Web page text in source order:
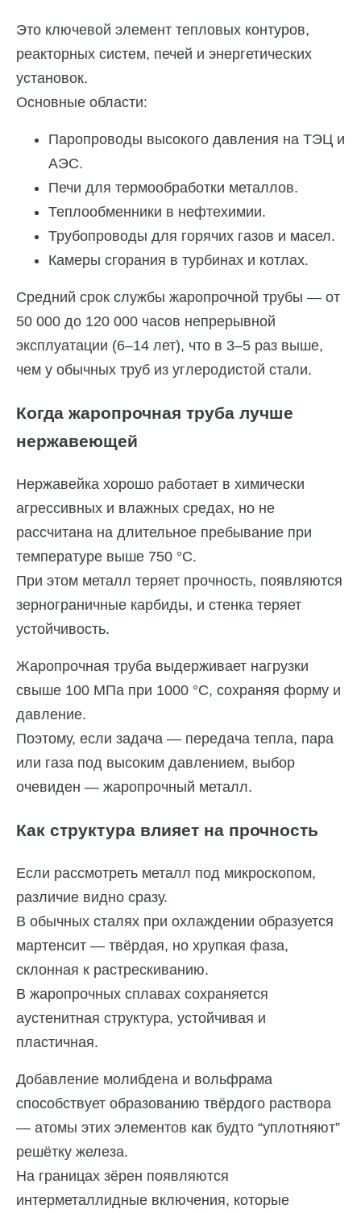
Это ключевой элемент тепловых контуров,
реакторных систем, печей и энергетических
установок.
Основные области:
Паропроводы высокого давления на ТЭЦ и
АЭС.
Печи для термообработки металлов.
Теплообменники в нефтехимии.
Трубопроводы для горячих газов и масел.
Камеры сгорания в турбинах и котлах.
Средний срок службы жаропрочной трубы — от
50 000 до 120 000 часов непрерывной
эксплуатации (6–14 лет), что в 3–5 раз выше,
чем у обычных труб из углеродистой стали.
Когда жаропрочная труба лучше
нержавеющей
Нержавейка хорошо работает в химически
агрессивных и влажных средах, но не
рассчитана на длительное пребывание при
температуре выше 750 °C.
При этом металл теряет прочность, появляются
зернограничные карбиды, и стенка теряет
устойчивость.
Жаропрочная труба выдерживает нагрузки
свыше 100 МПа при 1000 °C, сохраняя форму и
давление.
Поэтому, если задача — передача тепла, пара
или газа под высоким давлением, выбор
очевиден — жаропрочный металл.
Как структура влияет на прочность
Если рассмотреть металл под микроскопом,
различие видно сразу.
В обычных сталях при охлаждении образуется
мартенсит — твёрдая, но хрупкая фаза,
склонная к растрескиванию.
В жаропрочных сплавах сохраняется
аустенитная структура, устойчивая и
пластичная.
Добавление молибдена и вольфрама
способствует образованию твёрдого раствора
— атомы этих элементов как будто “уплотняют”
решётку железа.
На границах зёрен появляются
интерметаллидные включения, которые